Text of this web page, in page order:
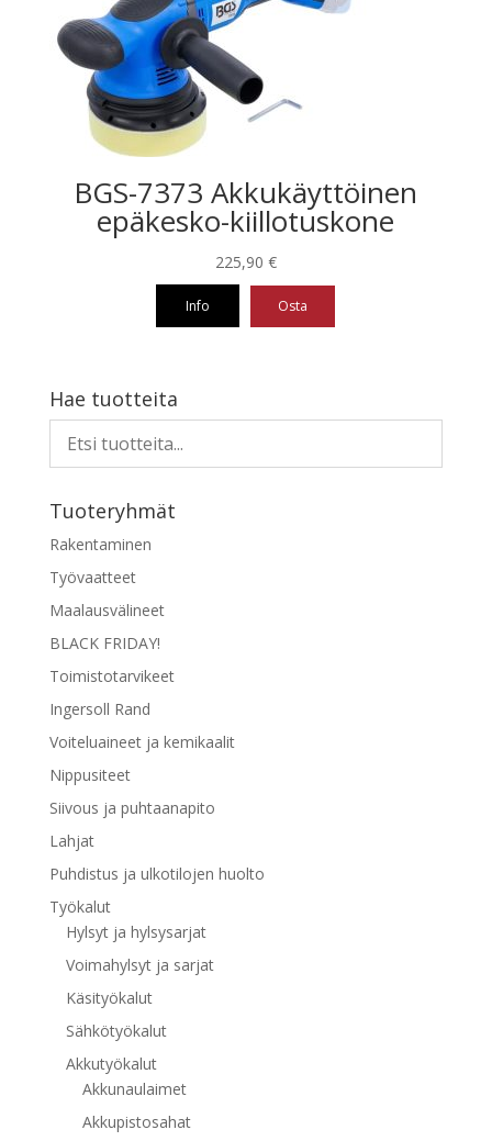
BGS-7373 Akkukäyttöinen
epäkesko-kiillotuskone
225,90 €
Info Osta
Hae tuotteita
Tuoteryhmät
Rakentaminen
Työvaatteet
Maalausvälineet
BLACK FRIDAY!
Toimistotarvikeet
Ingersoll Rand
Voiteluaineet ja kemikaalit
Nippusiteet
Siivous ja puhtaanapito
Lahjat
Puhdistus ja ulkotilojen huolto
Työkalut
Hylsyt ja hylsysarjat
Voimahylsyt ja sarjat
Käsityökalut
Sähkötyökalut
Akkutyökalut
Akkunaulaimet
Akkupistosahat